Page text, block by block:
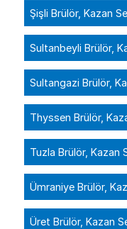
Şişli Brülör, Kazan
Sultanbeyli Brülör,
Sultangazi Brülör,
Thyssen Brülör,
Tuzla Brülör, Kazan
Ümraniye Brülör,
Üret Brülör, Kazan